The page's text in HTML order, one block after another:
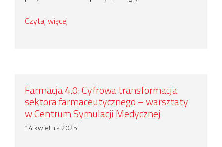
Czytaj więcej
Farmacja 4.0: Cyfrowa transformacja
sektora farmaceutycznego – warsztaty
w Centrum Symulacji Medycznej
14 kwietnia 2025